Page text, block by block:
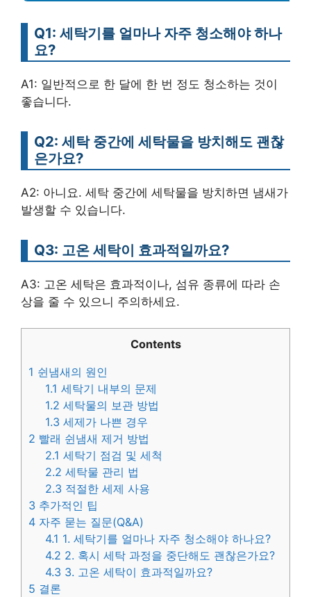
Q1: 세탁기를 얼마나 자주 청소해야 하나
요?
A1: 일반적으로 한 달에 한 번 정도 청소하는 것이
좋습니다.
Q2: 세탁 중간에 세탁물을 방치해도 괜찮
은가요?
A2: 아니요. 세탁 중간에 세탁물을 방치하면 냄새가
발생할 수 있습니다.
Q3: 고온 세탁이 효과적일까요?
A3: 고온 세탁은 효과적이나, 섬유 종류에 따라 손
상을 줄 수 있으니 주의하세요.
Contents
1 쉰냄새의 원인
1.1 세탁기 내부의 문제
1.2 세탁물의 보관 방법
1.3 세제가 나쁜 경우
2 빨래 쉰냄새 제거 방법
2.1 세탁기 점검 및 세척
2.2 세탁물 관리 법
2.3 적절한 세제 사용
3 추가적인 팁
4 자주 묻는 질문(Q&A)
4.1 1. 세탁기를 얼마나 자주 청소해야 하나요?
4.2 2. 혹시 세탁 과정을 중단해도 괜찮은가요?
4.3 3. 고온 세탁이 효과적일까요?
5 결론